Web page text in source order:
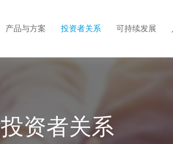
公司新闻
产品与方案 投资者关系 可持续发展
廉洁建设
投资者关系